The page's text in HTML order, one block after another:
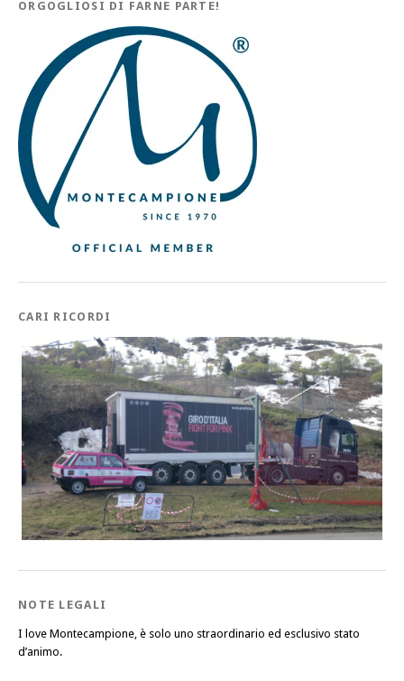
ORGOGLIOSI DI FARNE PARTE!
CARI RICORDI
NOTE LEGALI
I love Montecampione, è solo uno straordinario ed esclusivo stato
d’animo.